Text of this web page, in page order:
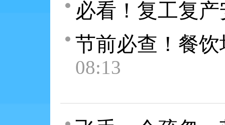
必看！复工复
节前必查！餐
08:13